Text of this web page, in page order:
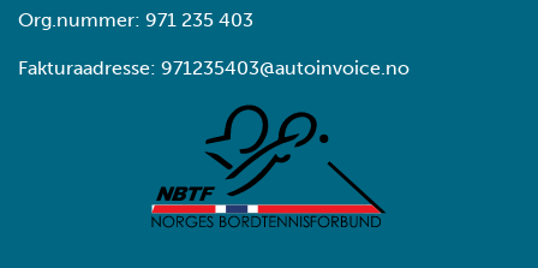
Org.nummer: 971 235 403
Fakturaadresse: 971235403@autoinvoice.no